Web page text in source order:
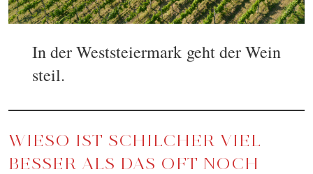
In der Weststeiermark geht der Wein
steil.
WIESO IST SCHILCHER VIEL
BESSER ALS DAS OFT NOCH